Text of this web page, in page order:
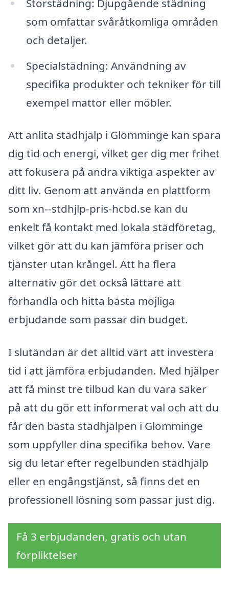
Storstädning: Djupgående städning
som omfattar svåråtkomliga områden
och detaljer.
Specialstädning: Användning av
specifika produkter och tekniker för till
exempel mattor eller möbler.
Att anlita städhjälp i Glömminge kan spara
dig tid och energi, vilket ger dig mer frihet
att fokusera på andra viktiga aspekter av
ditt liv. Genom att använda en plattform
som xn--stdhjlp-pris-hcbd.se kan du
enkelt få kontakt med lokala städföretag,
vilket gör att du kan jämföra priser och
tjänster utan krångel. Att ha flera
alternativ gör det också lättare att
förhandla och hitta bästa möjliga
erbjudande som passar din budget.
I slutändan är det alltid värt att investera
tid i att jämföra erbjudanden. Med hjälper
att få minst tre tilbud kan du vara säker
på att du gör ett informerat val och att du
får den bästa städhjälpen i Glömminge
som uppfyller dina specifika behov. Vare
sig du letar efter regelbunden städhjälp
eller en engångstjänst, så finns det en
professionell lösning som passar just dig.
Få 3 erbjudanden, gratis och utan
förpliktelser